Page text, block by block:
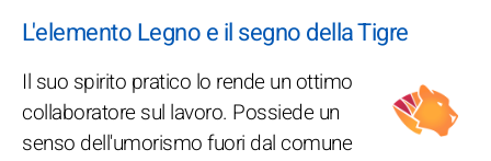
L'elemento Legno e il segno della Tigre
Il suo spirito pratico lo rende un ottimo
collaboratore sul lavoro. Possiede un
senso dell'umorismo fuori dal comune